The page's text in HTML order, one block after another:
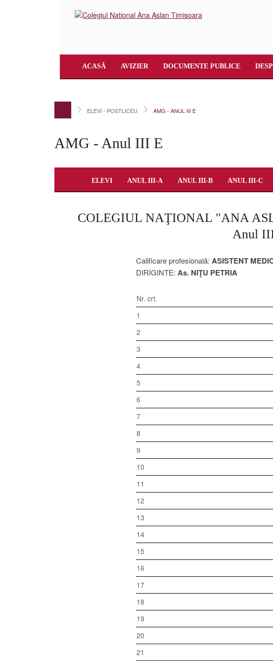
ACASĂ AVIZIER DOCUMENTE PUBLICE
ELEVI - POSTLICEU AMG - ANUL III E
AMG - Anul III E
ELEVI ANUL III-A ANUL III-B ANUL III-C
COLEGIUL NAŢIONAL "ANA
Anul
Calificare profesională: ASISTENT
DIRIGINTE: As. NIŢU PETRIA
Nr. crt.
1
2
3
4
5
6
7
8
9
10
11
12
13
14
15
16
17
18
19
20
21